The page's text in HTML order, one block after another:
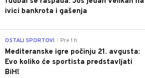
ivici bankrota i gašenja
OSTALI SPORTOVI Pre 1 h
Mediteranske igre počinju 21. avgusta:
Evo koliko će sportista predstavljati
BiH!